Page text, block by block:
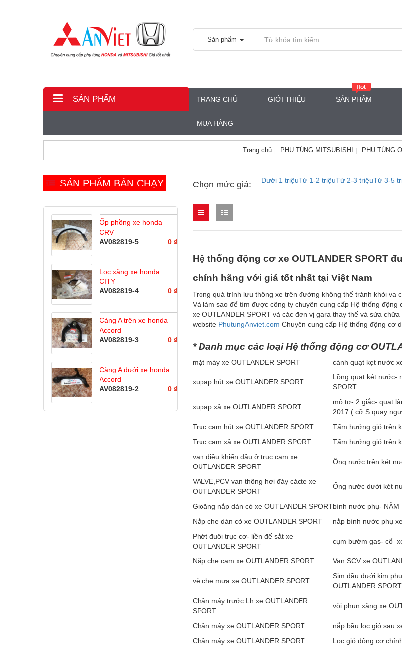
Sản phẩm
SẢN PHẨM TRANG CHỦ GIỚI THIỆU SẢN PHẨM
MUA HÀNG
Trang chủ PHỤ TÙNG MITSUBISHI PHỤ TÙNG
SẢN PHẨM BÁN CHẠY
Ốp phồng xe honda
CRV
AV082819-5
0 ₫
Lọc xăng xe honda
CITY
AV082819-4
0 ₫
Càng A trên xe honda
Accord
AV082819-3
0 ₫
Càng A dưới xe honda
Accord
AV082819-2
0 ₫
Chọn mức giá: Dưới 1 triệuTừ 1-2 triệuTừ 2-3 triệuTừ 3-5
Hệ thống động cơ xe OUTLANDER SPORT
chính hãng với giá tốt nhất tại Việt Nam
Trong quá trình lưu thông xe trên đường không thể tránh khỏi va
Và làm sao để tìm được công ty chuyên cung cấp Hệ thống
xe OUTLANDER SPORT và các đơn vị gara thay thế và sửa
website PhutungAnviet.com Chuyên cung cấp Hệ thống động cơ
* Danh mục các loại Hệ thống động cơ
mặt máy xe OUTLANDER SPORT cánh quạt kẹt nước
xupap hút xe OUTLANDER SPORT
Lồng quạt két nước-
SPORT
xupap xả xe OUTLANDER SPORT
mô tơ- 2 giắc- quạt
2017 ( cỡ S quay
Trục cam hút xe OUTLANDER SPORT
Tấm hướng gió trên
Trục cam xả xe OUTLANDER SPORT
Tấm hướng gió trên
van điều khiển dầu ở trục cam xe
OUTLANDER SPORT
Ống nước trên két
VALVE,PCV van thông hơi đáy cácte xe
OUTLANDER SPORT
Ống nước dưới két
Gioăng nắp dàn cò xe OUTLANDER SPORTbình nước phụ- NẰM
Nắp che dàn cò xe OUTLANDER SPORT
nắp bình nước phụ
Phớt đuôi trục cơ- liền đế sắt xe
OUTLANDER SPORT
cụm bướm gas- cổ
Nắp che cam xe OUTLANDER SPORT Van SCV xe
vè che mưa xe OUTLANDER SPORT
Sim đầu dưới kim
OUTLANDER SPORT
Chân máy trước Lh xe OUTLANDER
SPORT
vòi phun xăng xe
Chân máy xe OUTLANDER SPORT
nắp bầu lọc gió sau
Chân máy xe OUTLANDER SPORT
Lọc gió động cơ